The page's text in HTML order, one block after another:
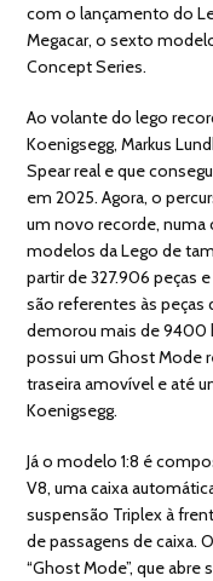
com o lançamento do
Megacar, o sexto
Concept Series.
Ao volante do lego
Koenigsegg, Markus
Spear real e que
em 2025. Agora, o
um novo recorde, numa
modelos da Lego de
partir de 327.906 peças
são referentes às
demorou mais de 9400
possui um Ghost Mode
traseira amovível e até
Koenigsegg.
Já o modelo 1:8 é
V8, uma caixa
suspensão Triplex à
de passagens de caixa.
“Ghost Mode”, que